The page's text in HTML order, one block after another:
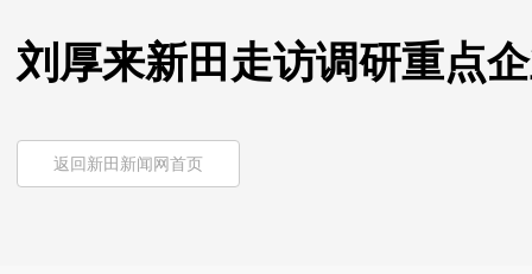
刘厚来新田走访调研重点
返回新田新闻网首页